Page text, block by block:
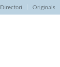
Directori Originals